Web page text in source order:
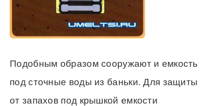
Подобным образом сооружают и емкость
под сточные воды из баньки. Для защиты
от запахов под крышкой емкости